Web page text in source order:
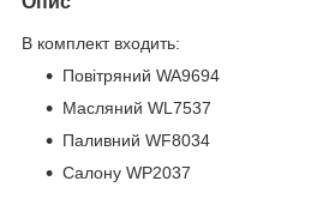
В комплект входить:
Повітряний WA9694
Масляний WL7537
Паливний WF8034
Салону WP2037